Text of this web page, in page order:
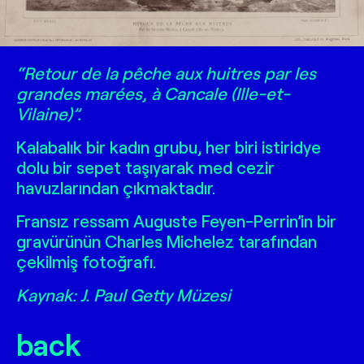
Cancale
“Retour de la pêche aux huitres par les
grandes marées, à Cancale (Ille-et-
Vilaine)”.
Kalabalık bir kadın grubu, her biri istiridye
dolu bir sepet taşıyarak med cezir
havuzlarından çıkmaktadır.
Fransız ressam Auguste Feyen-Perrin’in bir
gravürünün Charles Michelez tarafından
çekilmiş fotoğrafı.
Kaynak: J. Paul Getty Müzesi
back